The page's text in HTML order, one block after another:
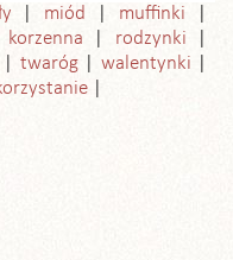
miód
muffinki
rodzynki
twaróg
walentynki